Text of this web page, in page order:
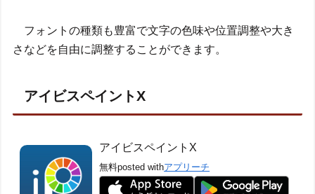
フォントの種類も豊富で文字の色味や位置調整や大き
さなどを自由に調整することができます。
アイビスペイントX
アイビスペイントX
無料posted withアプリーチ